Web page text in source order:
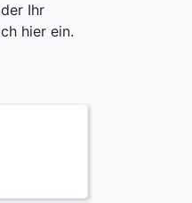
Ihr
hier ein.